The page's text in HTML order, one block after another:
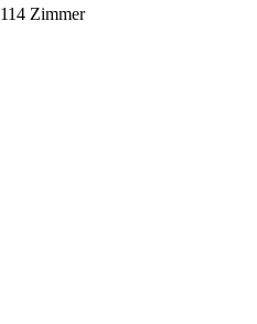
114 Zimmer